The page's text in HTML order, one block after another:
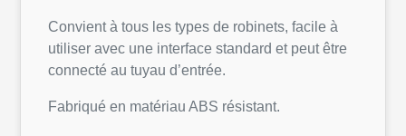
Convient à tous les types de robinets, facile à
utiliser avec une interface standard et peut être
connecté au tuyau d’entrée.
Fabriqué en matériau ABS résistant.